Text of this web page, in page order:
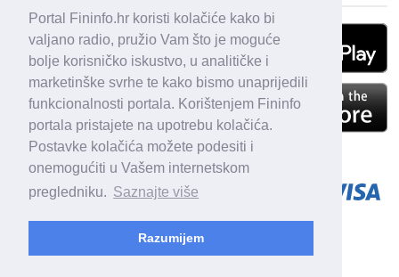
Portal Fininfo.hr koristi kolačiće kako bi
valjano radio, pružio Vam što je moguće
bolje korisničko iskustvo, u analitičke i
marketinške svrhe te kako bismo unaprijedili
funkcionalnosti portala. Korištenjem Fininfo
portala pristajete na upotrebu kolačića.
Postavke kolačića možete podesiti i
onemogućiti u Vašem internetskom
pregledniku. Saznajte više
Razumijem